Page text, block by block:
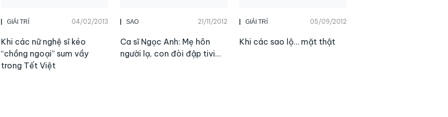
GIẢI TRÍ 04/02/2013
Khi các nữ nghệ sĩ kéo
“chồng ngoại” sum vầy
trong Tết Việt
SAO 21/11/2012
Ca sĩ Ngọc Anh: Mẹ hôn
người lạ, con đòi đập tivi…
GIẢI TRÍ 05/09/2012
Khi các sao lộ… mặt thật